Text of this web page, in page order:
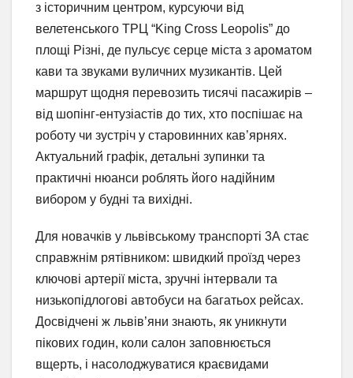
з історичним центром, курсуючи від
велетенського ТРЦ “King Cross Leopolis” до
площі Різні, де пульсує серце міста з ароматом
кави та звуками вуличних музикантів. Цей
маршрут щодня перевозить тисячі пасажирів –
від шопінг-ентузіастів до тих, хто поспішає на
роботу чи зустріч у старовинних кав’ярнях.
Актуальний графік, детальні зупинки та
практичні нюанси роблять його надійним
вибором у будні та вихідні.
Для новачків у львівському транспорті 3А стає
справжнім рятівником: швидкий проїзд через
ключові артерії міста, зручні інтервали та
низькопідлогові автобуси на багатьох рейсах.
Досвідчені ж львів’яни знають, як уникнути
пікових годин, коли салон заповнюється
вщерть, і насолоджуватися краєвидами